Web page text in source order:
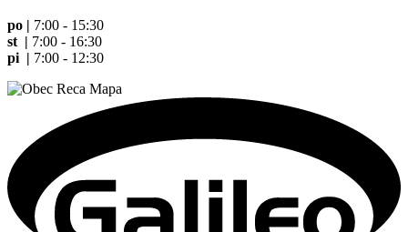
po | 7:00 - 15:30
st | 7:00 - 16:30
pi | 7:00 - 12:30